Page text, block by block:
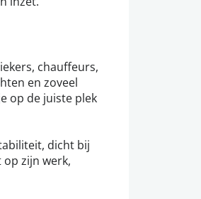
chauffeurs,
en zoveel
op de juiste plek
dicht bij
zijn werk,